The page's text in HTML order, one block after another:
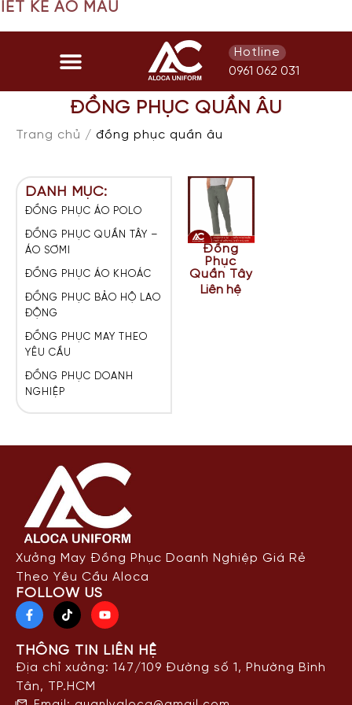
KẾ ÁO MẪU
Hotline
0961 062 031
ĐỒNG PHỤC QUẦN ÂU
Trang chủ / đồng phục quần âu
DANH MỤC:
ĐỒNG PHỤC ÁO POLO
ĐỒNG PHỤC QUẦN TÂY –
ÁO SƠMI
ĐỒNG PHỤC ÁO KHOÁC
ĐỒNG PHỤC BẢO HỘ LAO
ĐỘNG
ĐỒNG PHỤC MAY THEO
YÊU CẦU
ĐỒNG PHỤC DOANH
NGHIỆP
Đồng
Phục
Quần Tây
Trơn
QTT001
Liên hệ
Xưởng May Đồng Phục Doanh Nghiệp Giá Rẻ
Theo Yêu Cầu Aloca
FOLLOW US
THÔNG TIN LIÊN HỆ
Địa chỉ xưởng: 147/109 Đường số 1, Phường Bình
Tân, TP.HCM